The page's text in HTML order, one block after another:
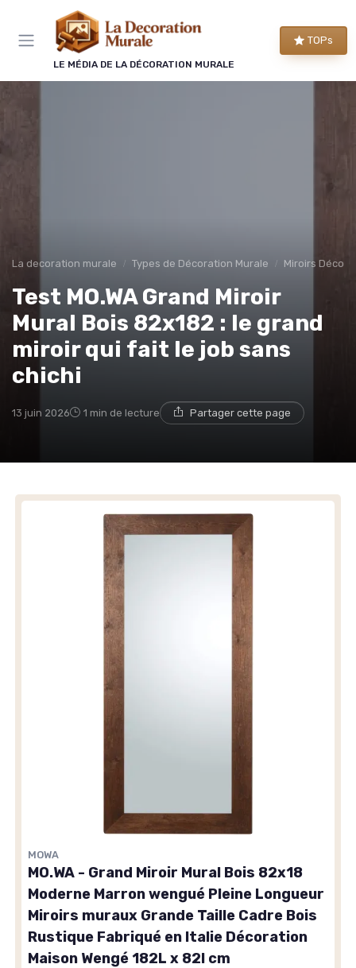
LE MÉDIA DE LA DÉCORATION MURALE
TOPs
La decoration murale Types de Décoration Murale Miroirs
Test MO.WA Grand Miroir
Mural Bois 82x182 : le grand
miroir qui fait le job sans
chichi
13 juin 2026 1 min de lecture Partager cette page
MOWA
MO.WA - Grand Miroir Mural Bois 82x18
Moderne Marron wengué Pleine Longueur
Miroirs muraux Grande Taille Cadre Bois
Rustique Fabriqué en Italie Décoration
Maison Wengé 182L x 82l cm
Panneau de gestion des cookies